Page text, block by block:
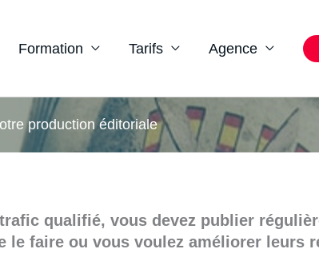
Formation Tarifs Agence
production éditoriale
qualifié, vous devez publier
le faire ou vous voulez améliorer leurs